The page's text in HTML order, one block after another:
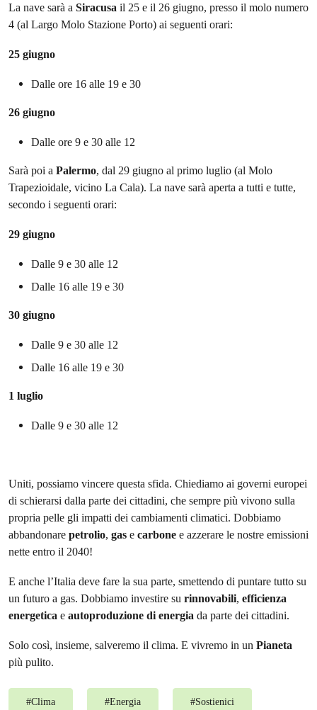
La nave sarà a Siracusa il 25 e il 26 giugno, presso il molo numero
4 (al Largo Molo Stazione Porto) ai seguenti orari:
25 giugno
Dalle ore 16 alle 19 e 30
26 giugno
Dalle ore 9 e 30 alle 12
Sarà poi a Palermo, dal 29 giugno al primo luglio (al Molo
Trapezioidale, vicino La Cala). La nave sarà aperta a tutti e tutte,
secondo i seguenti orari:
29 giugno
Dalle 9 e 30 alle 12
Dalle 16 alle 19 e 30
30 giugno
Dalle 9 e 30 alle 12
Dalle 16 alle 19 e 30
1 luglio
Dalle 9 e 30 alle 12
Uniti, possiamo vincere questa sfida. Chiediamo ai governi europei
di schierarsi dalla parte dei cittadini, che sempre più vivono sulla
propria pelle gli impatti dei cambiamenti climatici. Dobbiamo
abbandonare petrolio, gas e carbone e azzerare le nostre emissioni
nette entro il 2040!
E anche l’Italia deve fare la sua parte, smettendo di puntare tutto su
un futuro a gas. Dobbiamo investire su rinnovabili, efficienza
energetica e autoproduzione di energia da parte dei cittadini.
Solo così, insieme, salveremo il clima. E vivremo in un Pianeta
più pulito.
#Clima #Energia #Sostienici